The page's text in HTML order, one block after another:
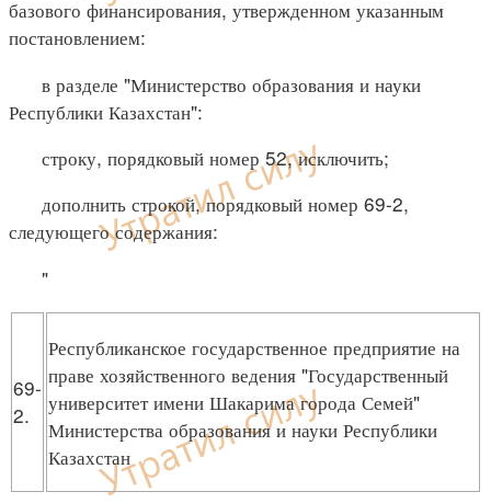
базового финансирования, утвержденном указанным
постановлением:
в разделе "Министерство образования и науки
Республики Казахстан":
строку, порядковый номер 52, исключить;
дополнить строкой, порядковый номер 69-2,
следующего содержания:
"
69-
2.
Республиканское государственное предприятие на
праве хозяйственного ведения "Государственный
университет имени Шакарима города Семей"
Министерства образования и науки Республики
Казахстан